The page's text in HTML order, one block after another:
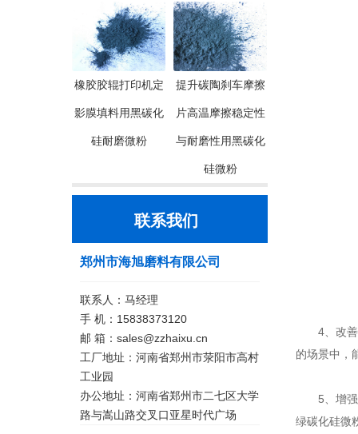
橡胶胶辊打印机定
影膜填料用黑碳化
硅耐磨微粉
提升碳陶刹车摩擦
片高温摩擦稳定性
与耐磨性用黑碳化
硅微粉
联系我们
郑州市海旭磨料有限公司
联系人：马经理
手 机：15838373120
邮 箱：sales@zzhaixu.cn
工厂地址：河南省郑州市荥阳市高村
工业园
办公地址：河南省郑州市二七区大学
路与嵩山路交叉口亚星时代广场
4、改善防
的场景中，
5、增强机
绿碳化硅微